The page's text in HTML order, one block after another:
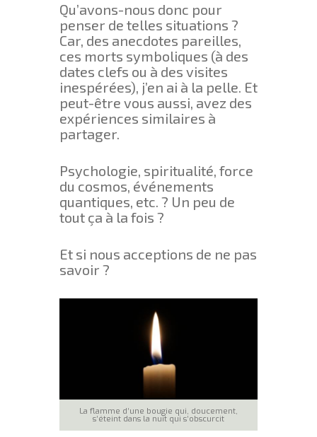
Qu’avons-nous donc pour
penser de telles situations ?
Car, des anecdotes pareilles,
ces morts symboliques (à des
dates clefs ou à des visites
inespérées), j’en ai à la pelle. Et
peut-être vous aussi, avez des
expériences similaires à
partager.
Psychologie, spiritualité, force
du cosmos, événements
quantiques, etc. ? Un peu de
tout ça à la fois ?
Et si nous acceptions de ne pas
savoir ?
La flamme d’une bougie qui, doucement,
s’éteint dans la nuit qui s’obscurcit